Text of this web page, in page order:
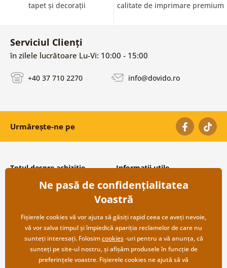
tapet și decorații calitate de imprimare premium
Serviciul Clienți
în zilele lucrătoare Lu-Vi: 10:00 - 15:00
+40 37 710 2270 info@dovido.ro
Urmărește-ne pe
Totul despre achiziție
Condiții și termeni generali
Protecția datelor personale
Transport și modalități de plată
Returnare
Informații utile
Despre noi
Întrebări frecvente
Contacte
Cooperare angro
Ne pasă de confidențialitatea
Voastră
Fișierele cookies vă vor ajuta să găsiți rapid ceea ce aveți nevoie,
vă vor salva timpul și împiedică apariția reclamelor de care nu
sunteți interesați. Folosimcookies-uri pentru a vă anunța, că
sunteți pe site-ul nostru, și afișăm produsele în funcție de
preferințele voastre. Fișierele cookies ne ajută să vă